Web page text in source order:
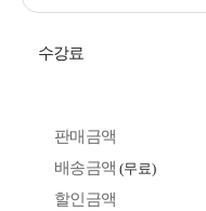
수강료
판매금액
배송금액 (무료)
할인금액